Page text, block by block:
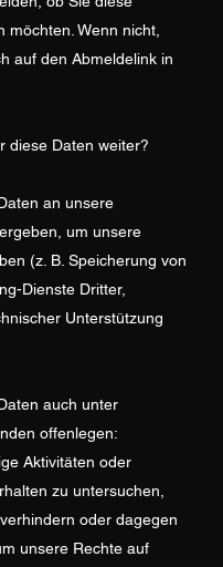
möchten. Wenn nicht,
auf den Abmeldelink in
diese Daten weiter?
an unsere
um unsere
(z. B. Speicherung von
Dienste Dritter,
Unterstützung
auch unter
offenlegen:
Aktivitäten oder
zu untersuchen,
oder dagegen
unsere Rechte auf